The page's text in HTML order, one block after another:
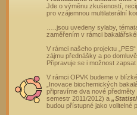
Jde o výměnu zkušeností,
pro vzájemnou multilaterální
…..jsou uvedeny sylaby,
zaměřením v rámci
V rámci našeho projektu
zájmu přednášky a po
Připravuje se i možnost
V rámci OPVK budeme v
„Inovace biochemických
připravíme dva nové předměty
semestr 2011/2012) a
budou přístupné jako volitelné